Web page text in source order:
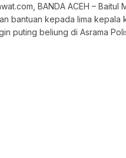
BANDA ACEH – Baitul
bantuan kepada lima kepala
puting beliung di Asrama